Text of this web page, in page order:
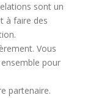
sont un
à faire des
Vous
pour
partenaire.